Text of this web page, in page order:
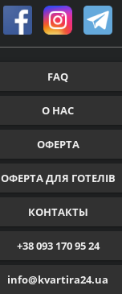
FAQ
О НАС
ОФЕРТА
ОФЕРТА ДЛЯ ГОТЕЛІВ
КОНТАКТЫ
+38 093 170 95 24
info@kvartira24.ua